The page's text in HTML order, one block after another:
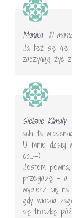
Monika
10
Ja też się nie
zaczynają żyć
Sielskie Klimaty
ach ta
U mnie dzisiaj
co…:-)
Jestem
przegapię – a
wybierz się
gdy wiosna
się troszkę